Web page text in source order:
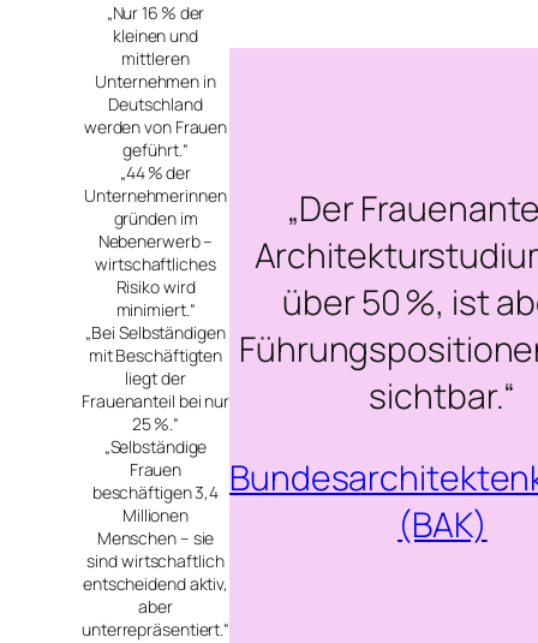
„Nur 16 % der
kleinen und
mittleren
Unternehmen in
Deutschland
werden von Frauen
geführt.“
„44 % der
Unternehmerinnen
gründen im
Nebenerwerb –
wirtschaftliches
Risiko wird
minimiert.“
„Bei Selbständigen
mit Beschäftigten
liegt der
Frauenanteil bei nur
25 %.“
„Selbständige
Frauen
beschäftigen 3,4
Millionen
Menschen – sie
sind wirtschaftlich
entscheidend aktiv,
aber
unterrepräsentiert.“
„Der
über 50 %, ist
sichtbar.“
(BAK)